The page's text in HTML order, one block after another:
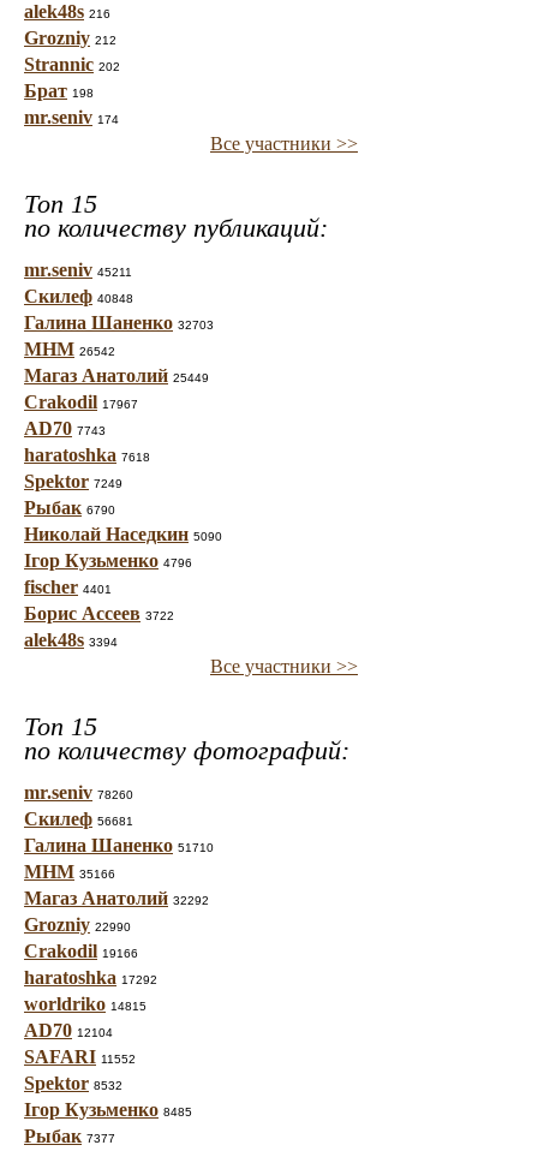
alek48s 216
Grozniy 212
Strannic 202
Брат 198
mr.seniv 174
Все участники >>
Топ 15
по количеству публикаций:
mr.seniv 45211
Скилеф 40848
Галина Шаненко 32703
МНМ 26542
Магаз Анатолий 25449
Crakodil 17967
AD70 7743
haratoshka 7618
Spektor 7249
Рыбак 6790
Николай Наседкин 5090
Ігор Кузьменко 4796
fischer 4401
Борис Ассеев 3722
alek48s 3394
Все участники >>
Топ 15
по количеству фотографий:
mr.seniv 78260
Скилеф 56681
Галина Шаненко 51710
МНМ 35166
Магаз Анатолий 32292
Grozniy 22990
Crakodil 19166
haratoshka 17292
worldriko 14815
AD70 12104
SAFARI 11552
Spektor 8532
Ігор Кузьменко 8485
Рыбак 7377